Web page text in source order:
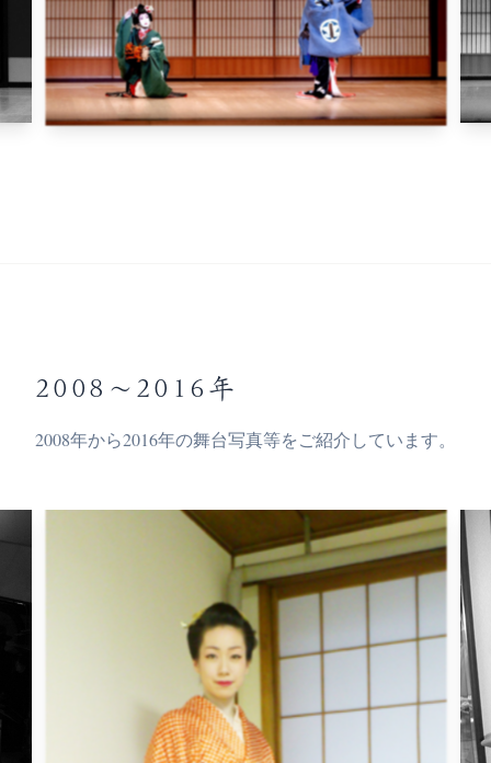
2008〜2016年
2008年から2016年の舞台写真等をご紹介しています。